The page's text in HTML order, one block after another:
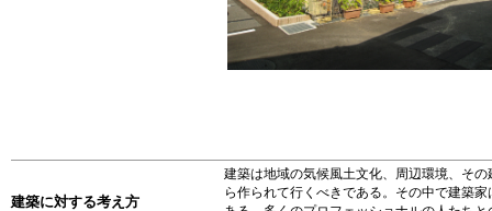
建築に対する考え方
建築は地域の気候風土文化、周辺環境、そ
ら作られて行くべきである。その中で建築